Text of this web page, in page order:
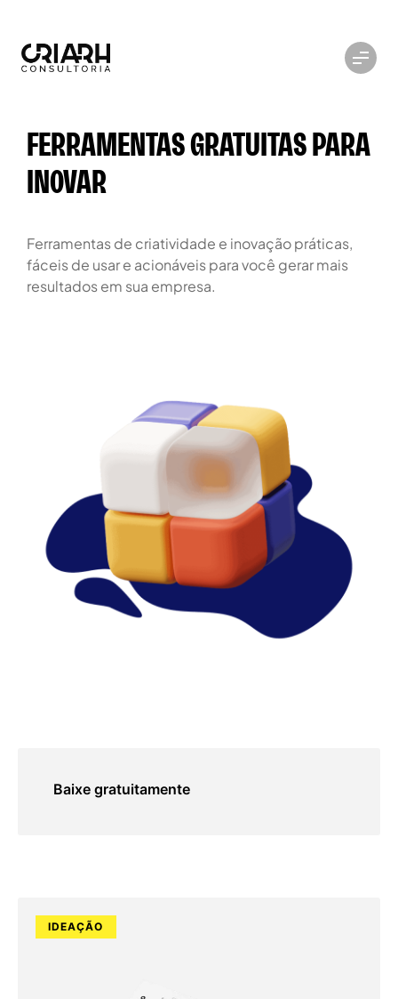
FERRAMENTAS GRATUITAS PARA
INOVAR
Ferramentas de criatividade e inovação práticas,
fáceis de usar e acionáveis para você gerar mais
resultados em sua empresa.
Baixe gratuitamente
IDEAÇÃO